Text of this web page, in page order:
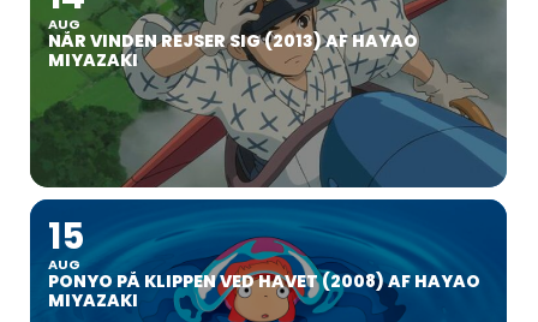
AUG
NÅR VINDEN REJSER SIG (2013) AF HAYAO
MIYAZAKI
15
AUG
PONYO PÅ KLIPPEN VED HAVET (2008) AF HAYAO
MIYAZAKI